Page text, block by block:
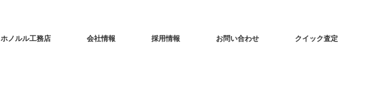
ホノルル工務店 会社情報 採用情報 お問い合わせ クイック査定